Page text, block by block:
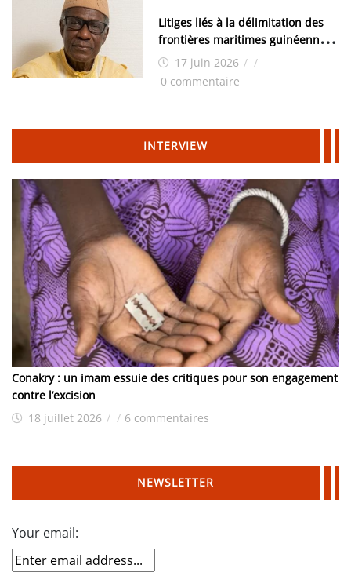
Litiges liés à la délimitation des
frontières maritimes guinéennes:
Idrissa Chérif écrit au ministre
des Hydrocarbures
17 juin 2026 / /
0 commentaire
INTERVIEW
Conakry : un imam essuie des critiques pour son engagement
contre l’excision
18 juillet 2026 / / 6 commentaires
NEWSLETTER
Your email: